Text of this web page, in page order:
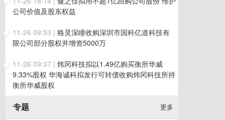
公司价值及股东权益
11-26 09:53 | 格灵深瞳收购深圳市国科亿道科技有
限公司部分股权并增资5000万
11-26 09:37 | 炜冈科技拟以1.49亿购买衡所华威
9.33%股权 华海诚科拟发行可转债收购炜冈科技所持
衡所华威股权
专题 更多